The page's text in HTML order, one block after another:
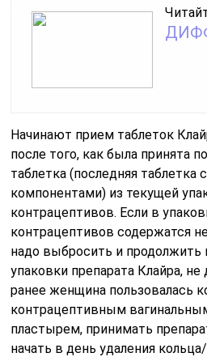
Начинают прием таблеток
после того, как была принята
таблетка (последняя таблетка
компонентами) из текущей
контрацептивов. Если в
контрацептивов содержатся
надо выбросить и продолжить
упаковки препарата Клайра,
ранее женщина пользовалась
контрацептивным
пластырем, принимать
начать в день удаления